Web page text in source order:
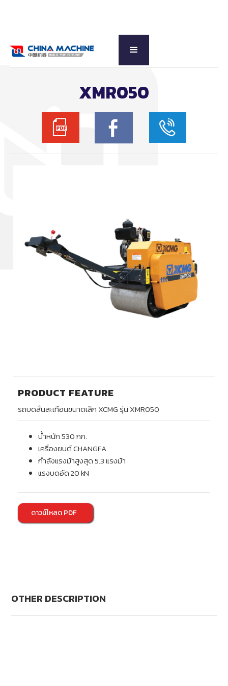
XMR050
PRODUCT FEATURE
รถบดสั่นสะเทือนขนาดเล็ก XCMG รุ่น XMR050
น้ำหนัก 530 กก.
เครื่องยนต์ CHANGFA
กำลังแรงม้าสูงสุด 5.3 แรงม้า
แรงบดอัด 20 kN
ดาวน์โหลด PDF
OTHER DESCRIPTION